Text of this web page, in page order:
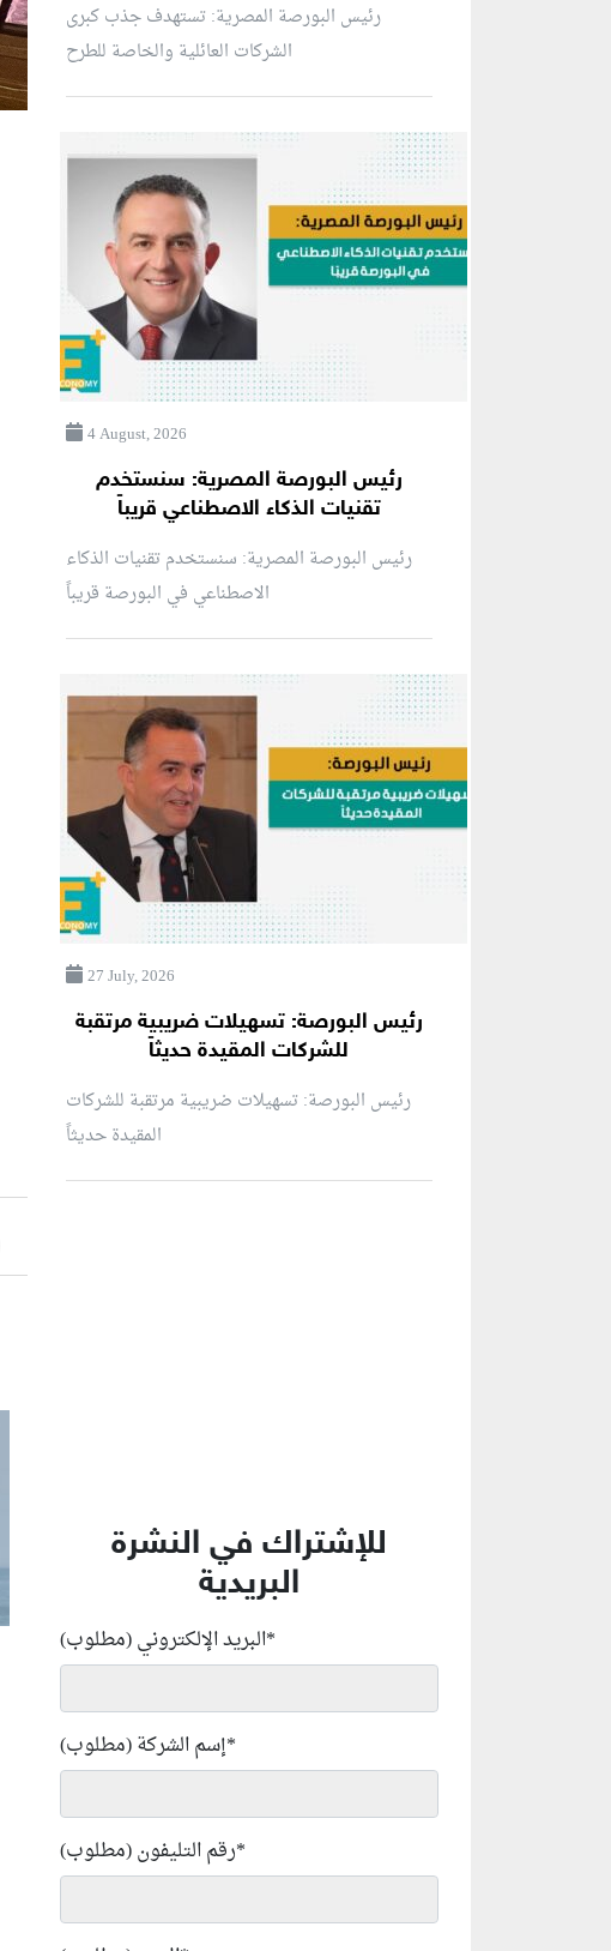
رئيس البورصة المصرية: تستهدف جذب كبرى
الشركات العائلية والخاصة للطرح
4 August, 2026
رئيس البورصة المصرية: سنستخدم
تقنيات الذكاء الاصطناعي قريباً
رئيس البورصة المصرية: سنستخدم تقنيات الذكاء
الاصطناعي في البورصة قريباً
27 July, 2026
رئيس البورصة: تسهيلات ضريبية مرتقبة
للشركات المقيدة حديثاً
رئيس البورصة: تسهيلات ضريبية مرتقبة للشركات
للإشتراك في النشرة
البريدية
البريد الإلكتروني (مطلوب)*
إسم الشركة (مطلوب)*
رقم التليفون (مطلوب)*